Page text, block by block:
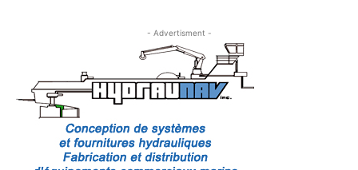
- Advertisment -